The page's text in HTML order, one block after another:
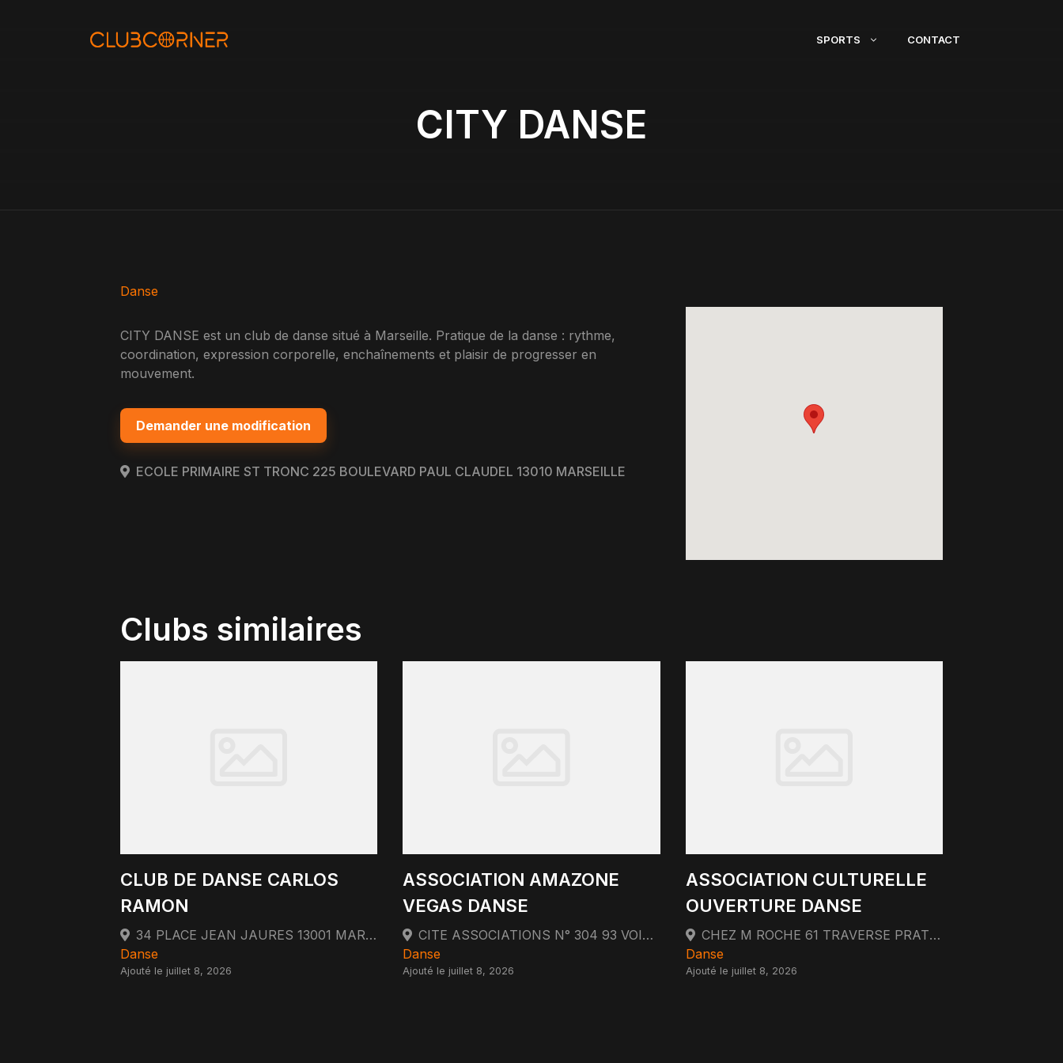
SPORTS CONTACT
CITY DANSE
Danse
CITY DANSE est un club de danse situé à Marseille. Pratique de la danse : rythme,
coordination, expression corporelle, enchaînements et plaisir de progresser en
mouvement.
Demander une modification
ECOLE PRIMAIRE ST TRONC 225 BOULEVARD PAUL CLAUDEL 13010 MARSEILLE
Clubs similaires
CLUB DE DANSE CARLOS
RAMON
34 PLACE JEAN JAURES 13001 MARSEILLE
Danse
Ajouté le juillet 8, 2026
ASSOCIATION AMAZONE
VEGAS DANSE
CITE ASSOCIATIONS N° 304 93 VOIE LA CANEBIERE 13001 MARSEILLE
Danse
Ajouté le juillet 8, 2026
ASSOCIATION CULTURELLE
OUVERTURE DANSE
CHEZ M ROCHE 61 TRAVERSE PRAT 13008 MARSEILLE
Danse
Ajouté le juillet 8, 2026